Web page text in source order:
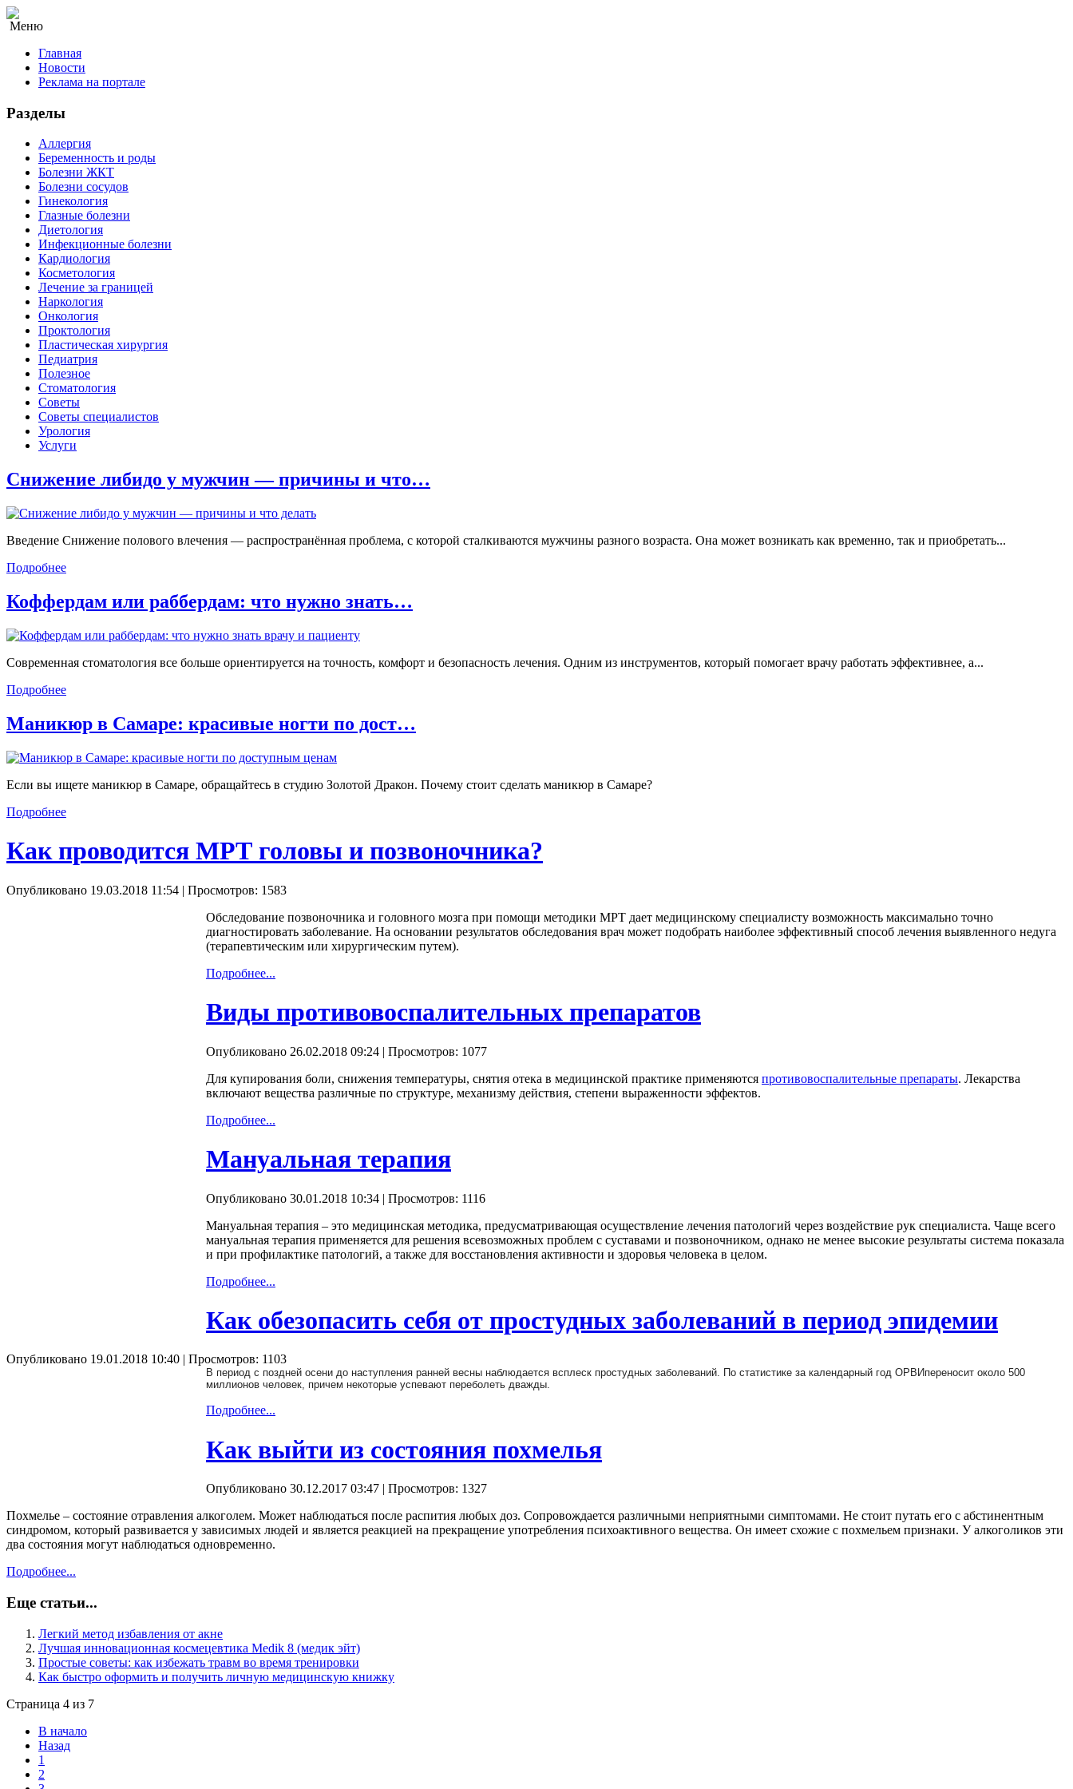
Меню
Главная
Новости
Реклама на портале
Разделы
Аллергия
Беременность и роды
Болезни ЖКТ
Болезни сосудов
Гинекология
Глазные болезни
Диетология
Инфекционные болезни
Кардиология
Косметология
Лечение за границей
Наркология
Онкология
Проктология
Пластическая хирургия
Педиатрия
Полезное
Стоматология
Советы
Советы специалистов
Урология
Услуги
Снижение либидо у мужчин — причины и что…
Введение Снижение полового влечения — распространённая проблема, с которой сталкиваются мужчины разного возраста. Она может возникать как временно, так и приобретать...
Подробнее
Коффердам или раббердам: что нужно знать…
Современная стоматология все больше ориентируется на точность, комфорт и безопасность лечения. Одним из инструментов, который помогает врачу работать эффективнее, а...
Подробнее
Маникюр в Самаре: красивые ногти по дост…
Если вы ищете маникюр в Самаре, обращайтесь в студию Золотой Дракон. Почему стоит сделать маникюр в Самаре?
Подробнее
Как проводится МРТ головы и позвоночника?
Опубликовано 19.03.2018 11:54 | Просмотров: 1583
Обследование позвоночника и головного мозга при помощи методики МРТ дает медицинскому специалисту возможность максимально точно
диагностировать заболевание. На основании результатов обследования врач может подобрать наиболее эффективный способ лечения выявленного недуга
(терапевтическим или хирургическим путем).
Подробнее...
Виды противовоспалительных препаратов
Опубликовано 26.02.2018 09:24 | Просмотров: 1077
Для купирования боли, снижения температуры, снятия отека в медицинской практике применяются противовоспалительные препараты. Лекарства
включают вещества различные по структуре, механизму действия, степени выраженности эффектов.
Подробнее...
Мануальная терапия
Опубликовано 30.01.2018 10:34 | Просмотров: 1116
Мануальная терапия – это медицинская методика, предусматривающая осуществление лечения патологий через воздействие рук специалиста. Чаще всего
мануальная терапия применяется для решения всевозможных проблем с суставами и позвоночником, однако не менее высокие результаты система показала
и при профилактике патологий, а также для восстановления активности и здоровья человека в целом.
Подробнее...
Как обезопасить себя от простудных заболеваний в период эпидемии
Опубликовано 19.01.2018 10:40 | Просмотров: 1103
В период с поздней осени до наступления ранней весны наблюдается всплеск простудных заболеваний. По статистике за календарный год ОРВИпереносит около 500
миллионов человек, причем некоторые успевают переболеть дважды.
Подробнее...
Как выйти из состояния похмелья
Опубликовано 30.12.2017 03:47 | Просмотров: 1327
Похмелье – состояние отравления алкоголем. Может наблюдаться после распития любых доз. Сопровождается различными неприятными симптомами. Не стоит путать его с абстинентным
синдромом, который развивается у зависимых людей и является реакцией на прекращение употребления психоактивного вещества. Он имеет схожие с похмельем признаки. У алкоголиков эти
два состояния могут наблюдаться одновременно.
Подробнее...
Еще статьи...
Легкий метод избавления от акне
Лучшая инновационная космецевтика Medik 8 (медик эйт)
Простые советы: как избежать травм во время тренировки
Как быстро оформить и получить личную медицинскую книжку
Страница 4 из 7
В начало
Назад
1
2